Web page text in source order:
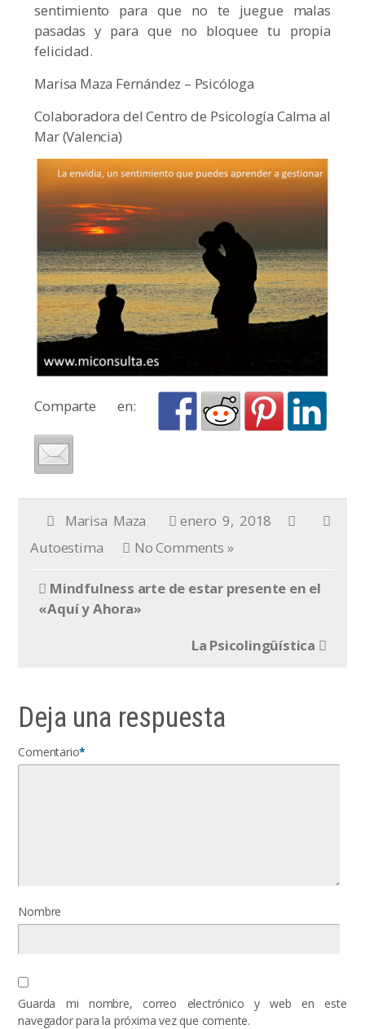
sentimiento para que no te juegue malas
pasadas y para que no bloquee tu propia
felicidad.
Marisa Maza Fernández – Psicóloga
Colaboradora del Centro de Psicología Calma al
Mar (Valencia)
Comparte en:
Marisa Maza
enero 9, 2018
Autoestima
No Comments »
Mindfulness arte de estar presente en el
«Aquí y Ahora»
La Psicolingüística
Deja una respuesta
Comentario*
Nombre
Guarda mi nombre, correo electrónico y web en este
navegador para la próxima vez que comente.